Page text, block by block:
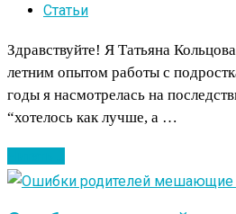
Статьи
Здравствуйте! Я Татьяна
летним опытом работы с
годы я насмотрелась на
“хотелось как лучше, а …